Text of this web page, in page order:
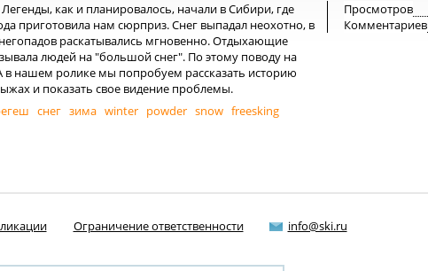
Просмотров
Комментариев
как и планировалось, начали в Сибири, где
приготовила нам сюрприз. Снег выпадал неохотно, в
раскатывались мгновенно. Отдыхающие
людей на "большой снег". По этому поводу на
нашем ролике мы попробуем рассказать историю
и показать свое видение проблемы.
снег зима winter powder snow freesking
Ограничение ответственности info@ski.ru